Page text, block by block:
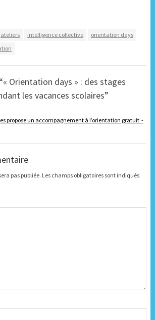
ateliers intelligence collective
orientation days
« Orientation days » : des stages
les vacances scolaires”
propose un accompagnement à l’orientation gratuit -
pas publiée. Les champs obligatoires sont indiqués